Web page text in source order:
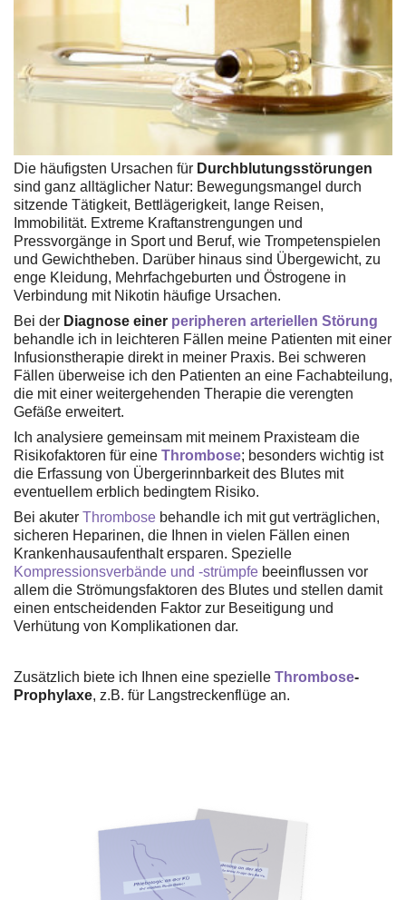
Die häufigsten Ursachen für Durchblutungsstörungen
sind ganz alltäglicher Natur: Bewegungsmangel durch
sitzende Tätigkeit, Bettlägerigkeit, lange Reisen,
Immobilität. Extreme Kraftanstrengungen und
Pressvorgänge in Sport und Beruf, wie Trompetenspielen
und Gewichtheben. Darüber hinaus sind Übergewicht, zu
enge Kleidung, Mehrfachgeburten und Östrogene in
Verbindung mit Nikotin häufige Ursachen.
Bei der Diagnose einer peripheren arteriellen Störung
behandle ich in leichteren Fällen meine Patienten mit einer
Infusionstherapie direkt in meiner Praxis. Bei schweren
Fällen überweise ich den Patienten an eine Fachabteilung,
die mit einer weitergehenden Therapie die verengten
Gefäße erweitert.
Ich analysiere gemeinsam mit meinem Praxisteam die
Risikofaktoren für eine Thrombose; besonders wichtig ist
die Erfassung von Übergerinnbarkeit des Blutes mit
eventuellem erblich bedingtem Risiko.
Bei akuter Thrombose behandle ich mit gut verträglichen,
sicheren Heparinen, die Ihnen in vielen Fällen einen
Krankenhausaufenthalt ersparen. Spezielle
Kompressionsverbände und -strümpfe beeinflussen vor
allem die Strömungsfaktoren des Blutes und stellen damit
einen entscheidenden Faktor zur Beseitigung und
Verhütung von Komplikationen dar.
Zusätzlich biete ich Ihnen eine spezielle Thrombose-
Prophylaxe, z.B. für Langstreckenflüge an.